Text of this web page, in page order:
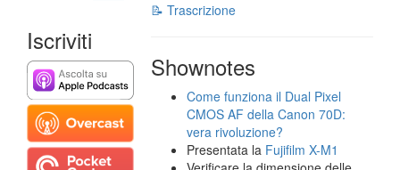
Iscriviti
📝 Trascrizione
Shownotes
Come funziona il Dual Pixel
CMOS AF della Canon 70D:
vera rivoluzione?
Presentata la Fujifilm X-M1